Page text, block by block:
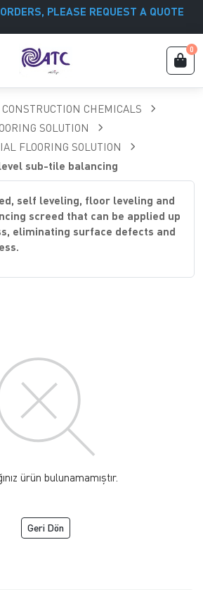
PLEASE REQUEST A QUOTE
0
CONSTRUCTION CHEMICALS
SOLUTION
FLOORING SOLUTION
sub-tile balancing
self leveling, floor leveling and
screed that can be applied up
eliminating surface defects and
ürün bulunamamıştır.
Geri Dön